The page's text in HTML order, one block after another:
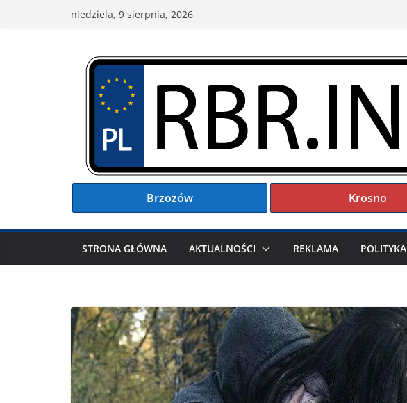
niedziela, 9 sierpnia, 2026
Brzozów Krosno
STRONA GŁÓWNA AKTUALNOŚCI REKLAMA POLITYKA